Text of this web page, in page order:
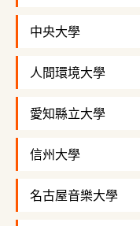
中央大學
人間環境大學
愛知縣立大學
信州大學
名古屋音樂大學